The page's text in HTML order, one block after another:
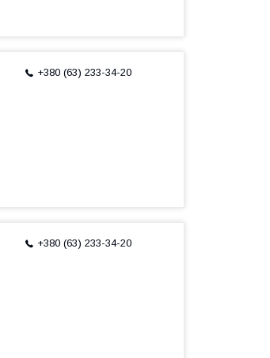
+380 (63) 233-34-20
+380 (63) 233-34-20